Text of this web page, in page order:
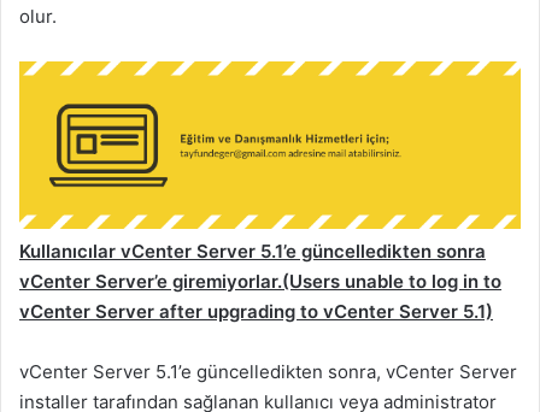
olur.
Kullanıcılar vCenter Server 5.1’e güncelledikten sonra
vCenter Server’e giremiyorlar.(Users unable to log in to
vCenter Server after upgrading to vCenter Server 5.1)
vCenter Server 5.1’e güncelledikten sonra, vCenter Server
installer tarafından sağlanan kullanıcı veya administrator